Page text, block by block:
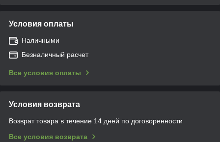
Условия оплаты
Наличными
Безналичный расчет
Все условия оплаты
Условия возврата
Возврат товара в течение 14 дней по договоренности
Все условия возврата